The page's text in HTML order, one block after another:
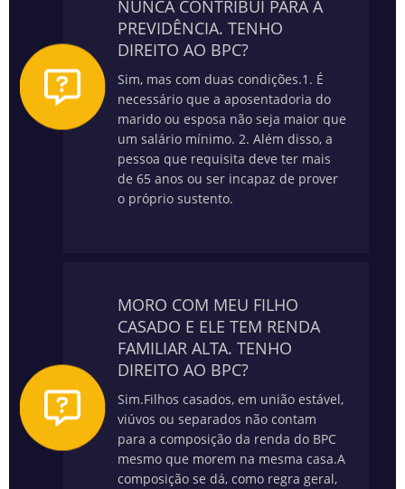
NUNCA CONTRIBUÍ PARA A
PREVIDÊNCIA. TENHO
DIREITO AO BPC?
Sim, mas com duas condições.1. É
necessário que a aposentadoria do
marido ou esposa não seja maior que
um salário mínimo. 2. Além disso, a
pessoa que requisita deve ter mais
de 65 anos ou ser incapaz de prover
o próprio sustento.
MORO COM MEU FILHO
CASADO E ELE TEM RENDA
FAMILIAR ALTA. TENHO
DIREITO AO BPC?
Sim.Filhos casados, em união estável,
viúvos ou separados não contam
para a composição da renda do BPC
mesmo que morem na mesma casa.A
composição se dá, como regra geral,